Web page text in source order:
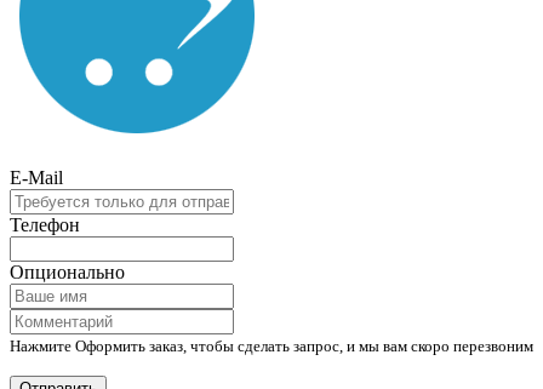
E-Mail
Телефон
Опционально
Нажмите Оформить заказ, чтобы сделать запрос, и мы вам скоро перезвоним